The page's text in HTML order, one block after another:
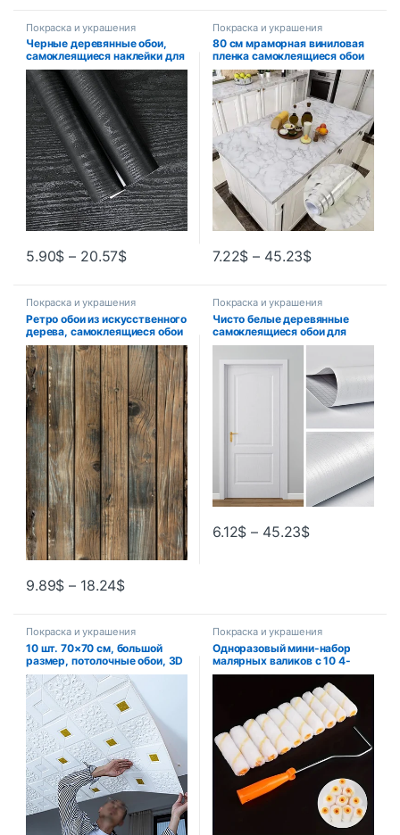
Покраска и украшения
Черные деревянные обои,
самоклеящиеся наклейки для
мебели, меняющие цвет,
наклейки для гардероба,
материалы и
принадлежности для
украшения дома
5.90$ – 20.57$
Покраска и украшения
80 см мраморная виниловая
пленка самоклеящиеся обои
для ванной комнаты, кухни,
бумага Ambry, мебель для
гостиной, ПВХ,
водонепроницаемая наклейка
на стену
7.22$ – 45.23$
Покраска и украшения
Ретро обои из искусственного
дерева, самоклеящиеся обои
с деревянной доской, рулон
съемного винилового
настенного покрытия для
ресторана
9.89$ – 18.24$
Покраска и украшения
Чисто белые деревянные
самоклеящиеся обои для
шкафа, водостойкие
виниловые обои из ПВХ, шкаф
для спальни, мебель, ремонт
двери, наклейка на стену
6.12$ – 45.23$
Покраска и украшения
10 шт. 70×70 см, большой
размер, потолочные обои, 3D
кирпич, водонепроницаемые
наклейки на стену,
пенопластовые
самоклеящиеся украшения
стены
Покраска и украшения
Одноразовый мини-набор
малярных валиков с 10 4-
дюймовыми крышками,
длинный валик длиной 30 см,
малярный валик для
покраски стен, практичный
инструмент